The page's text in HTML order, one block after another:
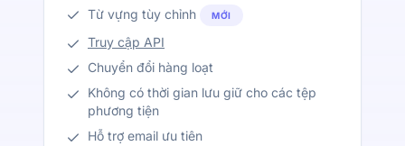
Từ vựng tùy chỉnh
MỚI
Truy cập API
Chuyển đổi hàng loạt
Không có thời gian lưu giữ cho các tệp
phương tiện
Hỗ trợ email ưu tiên